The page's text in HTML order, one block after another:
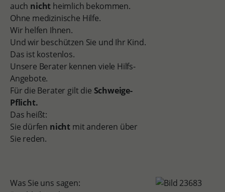
auch nicht heimlich bekommen.
Ohne medizinische Hilfe.
Wir helfen Ihnen.
Und wir beschützen Sie und Ihr Kind.
Das ist kostenlos.
Unsere Berater kennen viele Hilfs-
Angebote.
Für die Berater gilt die Schweige-
Pflicht.
Das heißt:
Sie dürfen nicht mit anderen über
Sie reden.
Was Sie uns sagen: